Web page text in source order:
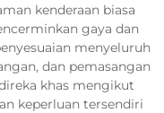
kenderaan biasa
gaya dan
menyeluruh
dan pemasangan
khas mengikut
keperluan tersendiri